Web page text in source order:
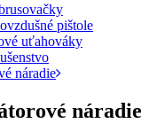
pištole
uťahováky
náradie
náradie